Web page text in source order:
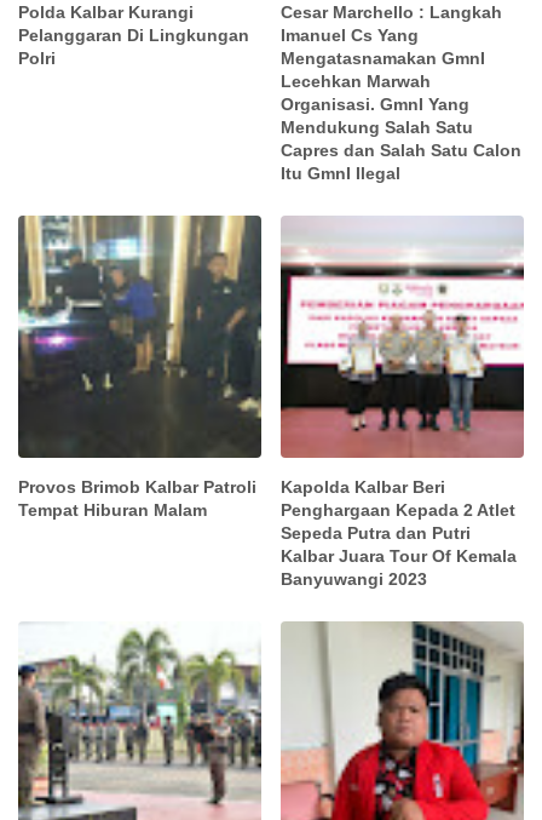
Polda Kalbar Kurangi
Pelanggaran Di Lingkungan
Polri
Cesar Marchello : Langkah
Imanuel Cs Yang
Mengatasnamakan GmnI
Lecehkan Marwah
Organisasi. GmnI Yang
Mendukung Salah Satu
Capres dan Salah Satu Calon
Itu GmnI Ilegal
Provos Brimob Kalbar Patroli
Tempat Hiburan Malam
Kapolda Kalbar Beri
Penghargaan Kepada 2 Atlet
Sepeda Putra dan Putri
Kalbar Juara Tour Of Kemala
Banyuwangi 2023